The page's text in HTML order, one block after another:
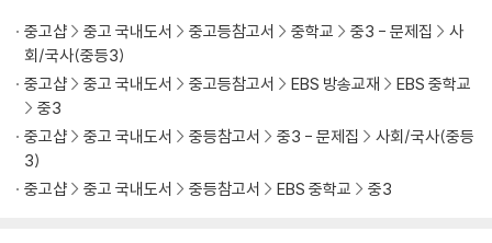
4. 시장 경제와 가격
01. 시장의 의미와 종류
02. 시장 가격의 결정
01. 국내 총생산과 경제 성장
중고샵 중고 국내도서 중고등참고서 중학교 중3 - 문제집
사
회/국사(중등3)
중고샵
중고 국내도서 중고등참고서 EBS 방송교재
EBS 중학교
중3
중고샵
중고 국내도서 중등참고서 중3 - 문제집
사회/국사(중등
3)
중고샵
중고 국내도서 중등참고서 EBS 중학교 중3